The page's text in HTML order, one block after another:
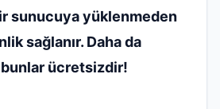
sunucuya yüklenmeden
sağlanır. Daha da
ücretsizdir!